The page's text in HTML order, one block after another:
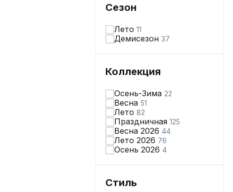
Сезон
Лето 11
Демисезон 37
Коллекция
Осень-Зима 22
Весна 51
Лето 82
Праздничная 125
Весна 2026 44
Лето 2026 76
Осень 2026 4
Стиль